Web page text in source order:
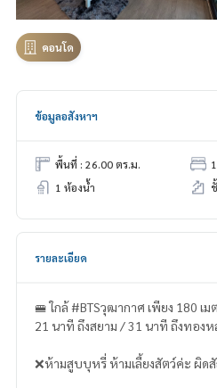
คอนโด
ข้อมูลอสังหาฯ
พื้นที่ : 26.00 ตร.ม.
1 ห้องน้ำ
รายละเอียด
🚝 ใกล้ #BTSวุฒากาศ เพียง 180 เ
21 นาที ถึงสยาม / 31 นาที ถึงทองห
❌ห้ามสูบบุหรี่ ห้ามเลี้ยงสัตว์ค่ะ ผิด